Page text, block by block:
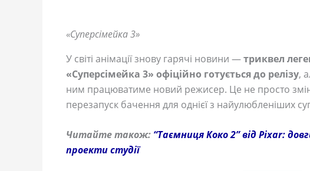
«Суперсімейка 3»
У світі анімації знову гарячі новини —триквел
«Суперсімейка 3» офіційно готується до релізу,
ним працюватиме новий режисер. Це не просто
перезапуск бачення для однієї з найулюбленіших
Читайте також: “Таємниця Коко 2” від Pixar:
проекти студії